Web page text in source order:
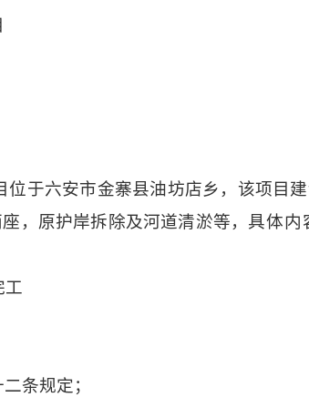
位于六安市金寨县油坊店乡，该项目
，原护岸拆除及河道清淤等， 具体内
工
条规定；